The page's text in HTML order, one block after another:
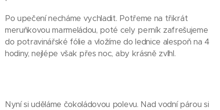
Po upečení necháme vychladit. Potřeme na třikrát
meruňkovou marmeládou, poté cely perník zafrešujeme
do potravinářské fólie a vložíme do lednice alespoň na 4
hodiny, nejlépe však přes noc, aby krásně zvlhl.
Nyní si uděláme čokoládovou polevu. Nad vodní párou si